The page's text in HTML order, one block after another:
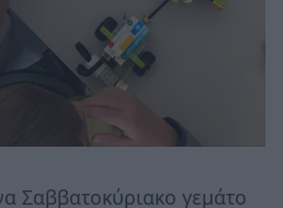
Σαββατοκύριακο γεμάτο